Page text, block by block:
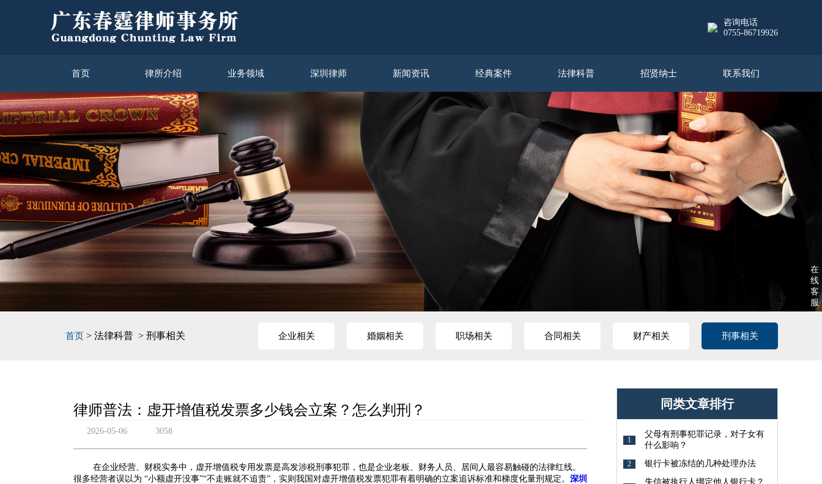
咨询电话
0755-86719926
首页 律所介绍 业务领域 深圳律师 新闻资讯 经典案件 法律科普 招贤纳士 联系我们
首页 > 法律科普 > 刑事相关 企业相关 婚姻相关 职场相关 合同相关 财产相关 刑事相关
律师普法：虚开增值税发票多少钱会立案？怎么判刑？
2026-05-06 3058
在企业经营、财税实务中，虚开增值税专用发票是高发涉税刑事犯罪，也是企业老板、财务人员、居间人最容易触碰的法律红线。
很多经营者误以为 “小额虚开没事”“不走账就不追责”，实则我国对虚开增值税发票犯罪有着明确的立案追诉标准和梯度化量刑规定。 深圳
同类文章排行
1
父母有刑事犯罪记录，对子女有
什么影响？
2 银行卡被冻结的几种处理办法
失信被执行人绑定他人银行卡？
在
线
客
服